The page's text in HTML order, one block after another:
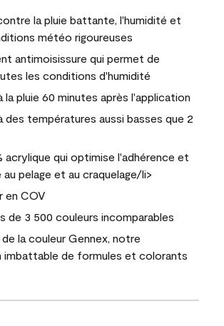
la pluie battante, l'humidité et
météo rigoureuses
antimoisissure qui permet de
les conditions d'humidité
la pluie 60 minutes après l'application
des températures aussi basses que 2
acrylique qui optimise l'adhérence et
pelage et au craquelage/li>
en COV
de 3 500 couleurs incomparables
la couleur Gennex, notre
imbattable de formules et colorants